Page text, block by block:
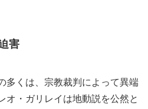
害
多くは、宗教裁判によって異端
オ・ガリレイは地動説を公然と